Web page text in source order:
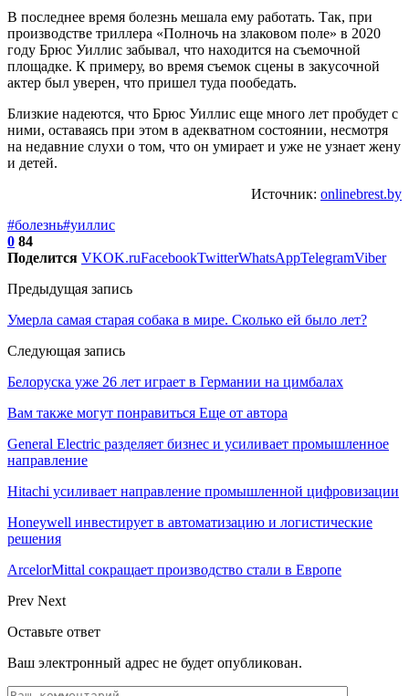
В последнее время болезнь мешала ему работать. Так, при
производстве триллера «Полночь на злаковом поле» в 2020
году Брюс Уиллис забывал, что находится на съемочной
площадке. К примеру, во время съемок сцены в закусочной
актер был уверен, что пришел туда пообедать.
Близкие надеются, что Брюс Уиллис еще много лет пробудет с
ними, оставаясь при этом в адекватном состоянии, несмотря
на недавние слухи о том, что он умирает и уже не узнает жену
и детей.
Источник: onlinebrest.by
#болезнь#уиллис
0 84
Поделится VKOK.ruFacebookTwitterWhatsAppTelegramViber
Предыдущая запись
Умерла самая старая собака в мире. Сколько ей было лет?
Следующая запись
Белоруска уже 26 лет играет в Германии на цимбалах
Вам также могут понравиться Еще от автора
General Electric разделяет бизнес и усиливает промышленное
направление
Hitachi усиливает направление промышленной цифровизации
Honeywell инвестирует в автоматизацию и логистические
решения
ArcelorMittal сокращает производство стали в Европе
Prev Next
Оставьте ответ
Ваш электронный адрес не будет опубликован.